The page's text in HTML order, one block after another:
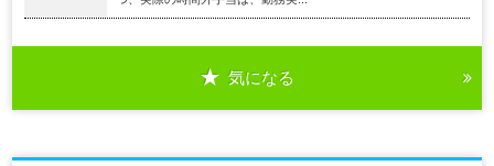
気になる